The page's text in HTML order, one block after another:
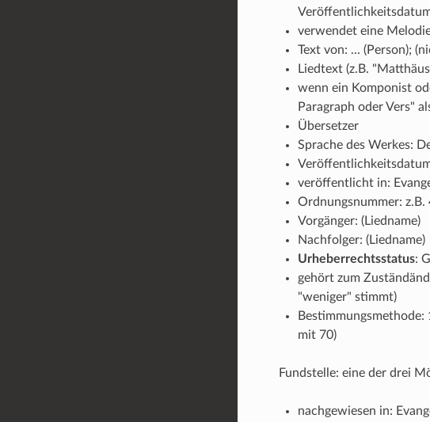
verwendet eine
Text von: ... (Person);
Liedtext (z.B.
wenn ein Komponist
Paragraph oder Vers"
Übersetzer
Sprache des Werkes:
veröffentlicht in:
Ordnungsnummer: z.B.
Vorgänger: (Liedname)
Nachfolger: (Liedname)
Urheberrechtsstatus:
gehört zum
"weniger" stimmt)
mit 70)
Fundstelle: eine der drei
nachgewiesen in: